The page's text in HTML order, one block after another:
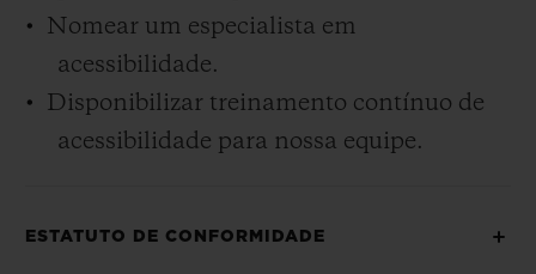
Nomear um especialista em
acessibilidade.
Disponibilizar treinamento contínuo de
acessibilidade para nossa equipe.
ESTATUTO DE CONFORMIDADE
ENCONTRAR UMA